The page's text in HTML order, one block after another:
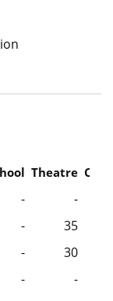
Theatre
-
-
-
35
-
30
-
-